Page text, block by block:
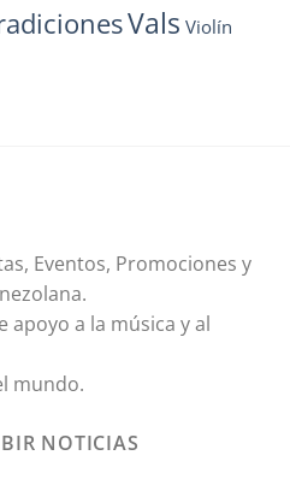
Vals Violín
Eventos, Promociones y
apoyo a la música y al
mundo.
NOTICIAS